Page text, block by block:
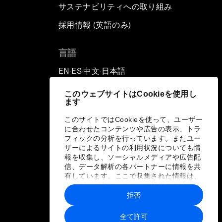
このウェブサイトはCookieを使用し
ます
このサイトではCookieを使って、ユーザー
に合わせたコンテンツや広告の表示、トラ
フィックの分析を行っています。またユー
ザーによるサイトの利用状況についても情
報を収集し、ソーシャルメディアや広告配
信、データ解析の各パートナーに情報を共
有しています。ここで収集された情報は、
ユーザーが各パートナーに提供した他の情
報や各パートナーのサービスを使用した際
に収集された情報と組み合わされ、各パー
トナーによって使用されることがありま
全て許可
拒否
サステナビリティへの取り組み
採用情報 (英語のみ)
言語
EN ▪ ES▪中文▪ 日本語